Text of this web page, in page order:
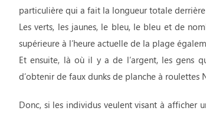
particulière qui a fait la longueur totale derrière
Les verts, les jaunes, le bleu, le bleu et de
supérieure à l’heure actuelle de la plage
Et ensuite, là où il y a de l’argent, les gens
d’obtenir de faux dunks de planche à
Donc, si les individus veulent visant à afficher